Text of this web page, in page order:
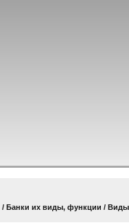
/ Банки их виды, функции /